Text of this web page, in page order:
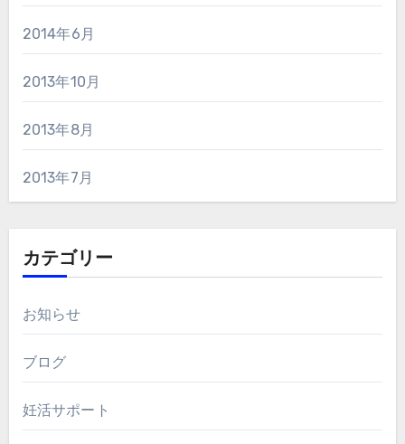
2014年6月
2013年10月
2013年8月
2013年7月
カテゴリー
お知らせ
ブログ
妊活サポート